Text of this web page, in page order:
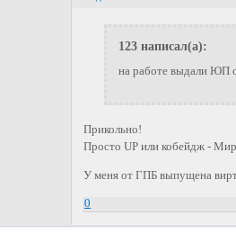
123 написал(а):
на работе выдали ЮП
Прикольно!
Просто UP или кобейдж -
У меня от ГПБ выпущена
0